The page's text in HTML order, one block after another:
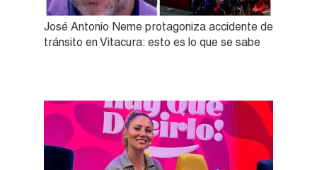
José Antonio Neme protagoniza accidente de
tránsito en Vitacura: esto es lo que se sabe